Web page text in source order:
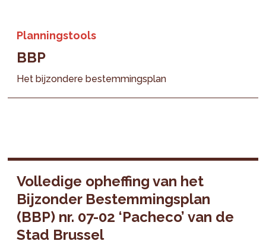
Planningstools
BBP
Het bijzondere bestemmingsplan
Volledige opheffing van het
Bijzonder Bestemmingsplan
(BBP) nr. 07-02 ‘Pacheco’ van de
Stad Brussel